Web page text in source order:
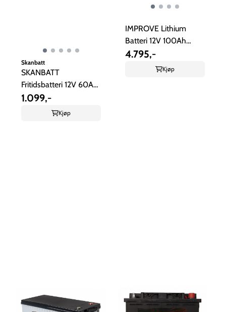
Skanbatt
SKANBATT
Fritidsbatteri 12V 60AH
480CCA
1.099,-
Kjøp
IMPROVE Lithium
Batteri 12V 100Ah
(LiFePO4) BMS ...
4.795,-
Kjøp